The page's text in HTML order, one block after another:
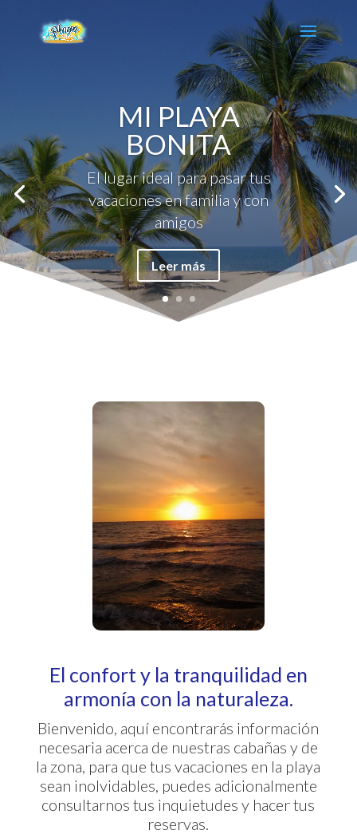
MI PLAYA
BONITA
El lugar ideal para pasar tus
vacaciones en familia y con
amigos
Leer más
El confort y la tranquilidad en
armonía con la naturaleza.
Bienvenido, aquí encontrarás información
necesaria acerca de nuestras cabañas y de
la zona, para que tus vacaciones en la playa
sean inolvidables, puedes adicionalmente
consultarnos tus inquietudes y hacer tus
reservas.